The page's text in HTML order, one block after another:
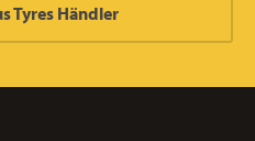
Tyres Händler